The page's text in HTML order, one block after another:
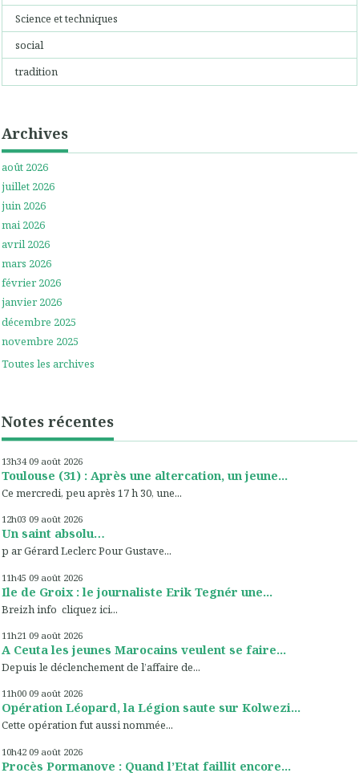
Science et techniques
social
tradition
Archives
août 2026
juillet 2026
juin 2026
mai 2026
avril 2026
mars 2026
février 2026
janvier 2026
décembre 2025
novembre 2025
Toutes les archives
Notes récentes
13h34 09 août 2026
Toulouse (31) : Après une altercation, un jeune...
Ce mercredi, peu après 17 h 30, une...
12h03 09 août 2026
Un saint absolu…
p ar Gérard Leclerc Pour Gustave...
11h45 09 août 2026
Ile de Groix : le journaliste Erik Tegnér une...
Breizh info cliquez ici...
11h21 09 août 2026
A Ceuta les jeunes Marocains veulent se faire...
Depuis le déclenchement de l’affaire de...
11h00 09 août 2026
Opération Léopard, la Légion saute sur Kolwezi...
Cette opération fut aussi nommée...
10h42 09 août 2026
Procès Pormanove : Quand l’Etat faillit encore...